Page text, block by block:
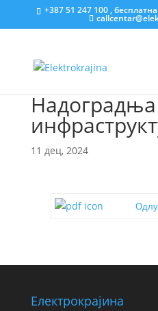
+387 51 247 100 ,
11 дец, 2024
Електрокрајина